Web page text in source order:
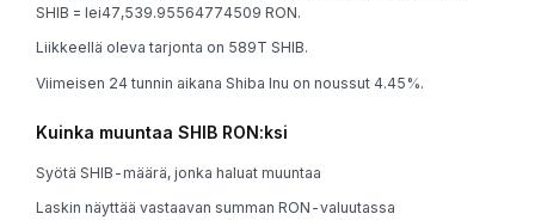
SHIB = lei47,539.95564774509 RON.
Liikkeellä oleva tarjonta on 589T SHIB.
Viimeisen 24 tunnin aikana Shiba Inu on noussut 4.45%.
Kuinka muuntaa SHIB RON:ksi
Syötä SHIB-määrä, jonka haluat muuntaa
Laskin näyttää vastaavan summan RON-valuutassa